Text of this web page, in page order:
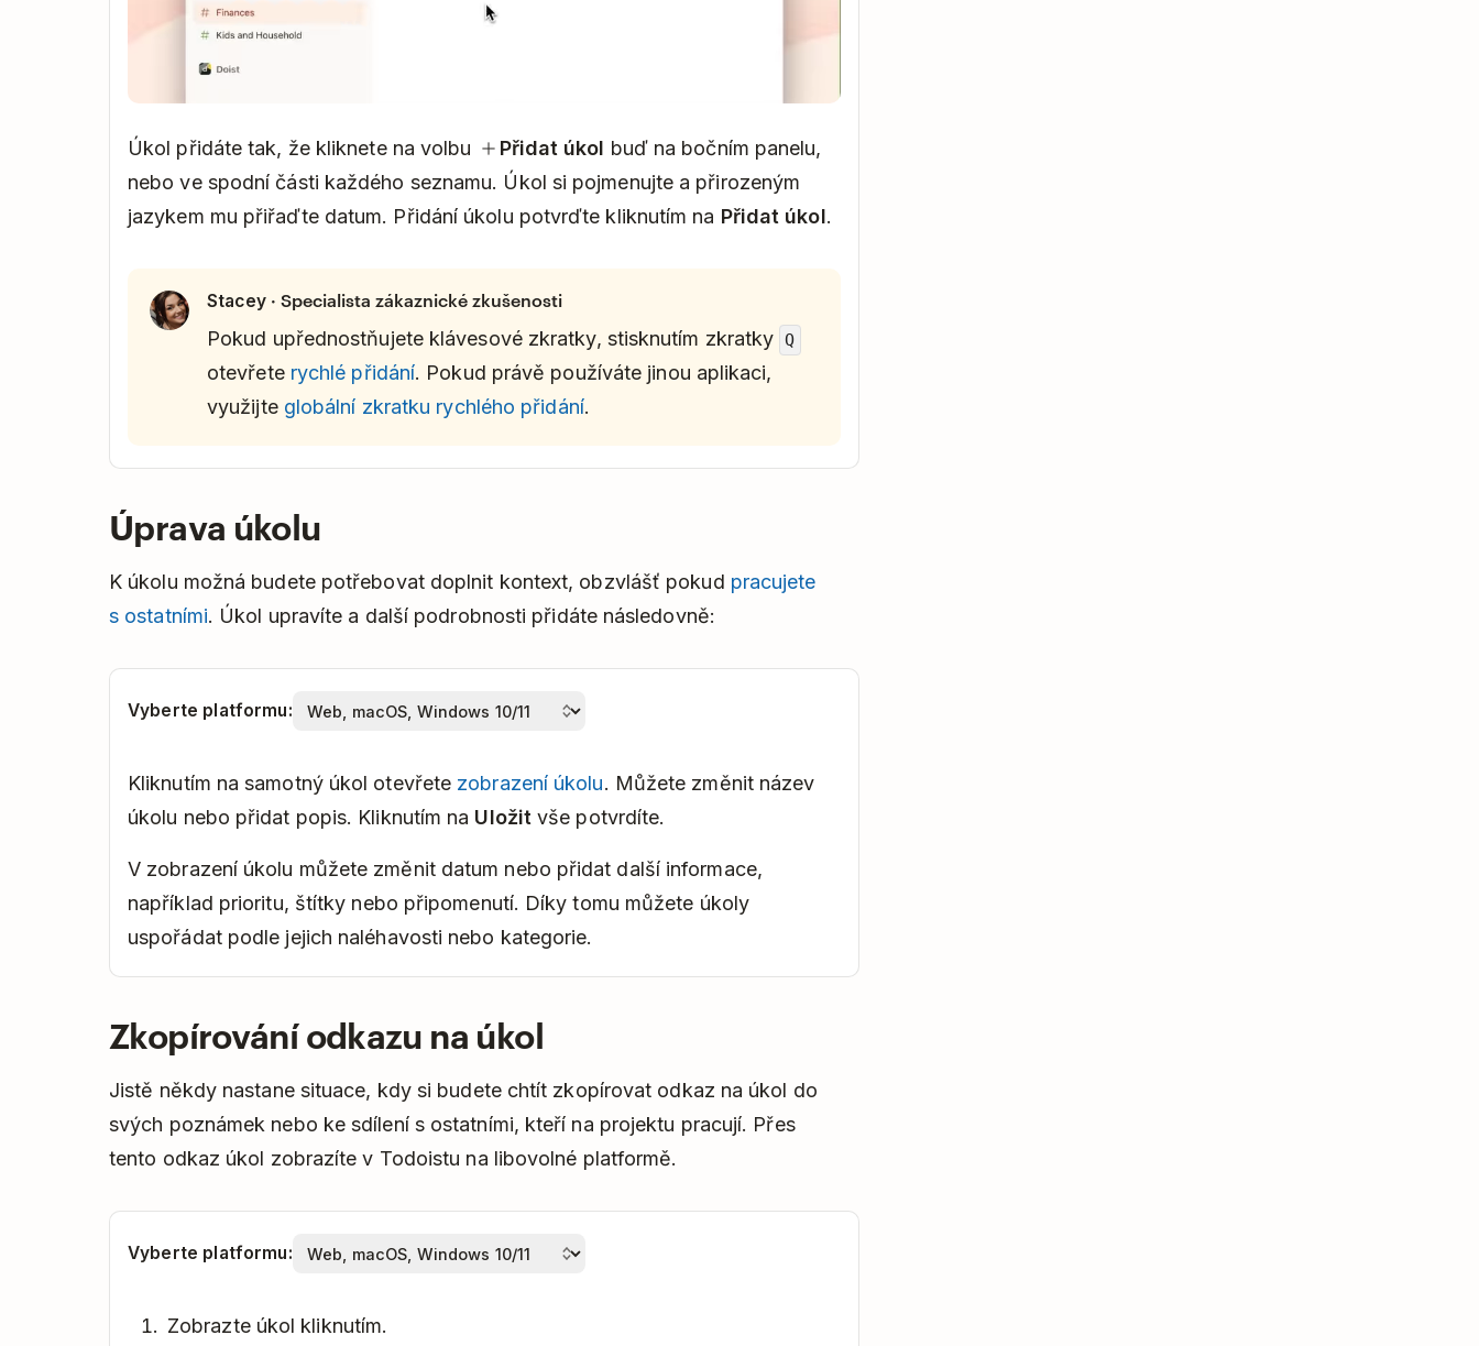
Úkol přidáte tak, že kliknete na volbu Přidat úkol buď na bočním panelu,
nebo ve spodní části každého seznamu. Úkol si pojmenujte a přirozeným
jazykem mu přiřaďte datum. Přidání úkolu potvrďte kliknutím na Přidat úkol.
Stacey· Specialista zákaznické zkušenosti
Pokud upřednostňujete klávesové zkratky, stisknutím zkratky Q
otevřete rychlé přidání. Pokud právě používáte jinou aplikaci,
využijte globální zkratku rychlého přidání.
Úprava úkolu
K úkolu možná budete potřebovat doplnit kontext, obzvlášť pokud pracujete
s ostatními. Úkol upravíte a další podrobnosti přidáte následovně:
Vyberte platformu:
Kliknutím na samotný úkol otevřete zobrazení úkolu. Můžete změnit název
úkolu nebo přidat popis. Kliknutím na Uložitvše potvrdíte.
V zobrazení úkolu můžete změnit datum nebo přidat další informace,
například prioritu, štítky nebo připomenutí. Díky tomu můžete úkoly
uspořádat podle jejich naléhavosti nebo kategorie.
Zkopírování odkazu na úkol
Jistě někdy nastane situace, kdy si budete chtít zkopírovat odkaz na úkol do
svých poznámek nebo ke sdílení s ostatními, kteří na projektu pracují. Přes
tento odkaz úkol zobrazíte v Todoistu na libovolné platformě.
Vyberte platformu:
Zobrazte úkol kliknutím.